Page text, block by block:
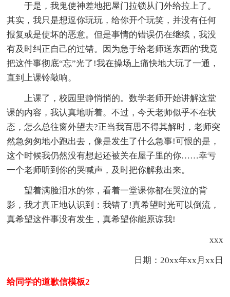
于是，我鬼使神差地把屋门拉锁从门外给拉上了。
其实，我只是想逗你玩玩，给你开个玩笑，并没有任何
报复或是使坏的恶意。但是事情的错误仍在继续，我没
有及时纠正自己的过错。因为急于给老师送东西的'我竟
把这件事彻底“忘”光了!我在操场上痛快地大玩了一通，
直到上课铃敲响。
上课了，校园里静悄悄的。数学老师开始讲解这堂
课的内容，我认真地听着。不过，今天老师似乎不在状
态，怎么总往窗外望去?正当我百思不得其解时，老师突
然急匆匆地小跑出去，像是发生了什么急事!可恨的是，
这个时候我仍然没有想起还被关在屋子里的你……幸亏
一个老师听到你的哭喊声，及时把你解救出来。
望着满脸泪水的你，看着一堂课你都在哭泣的背
影，我才真正地认识到：我错了!真希望时光可以倒流，
真希望这件事没有发生，真希望你能原谅我!
xxx
日期：20xx年xx月xx日
给同学的道歉信模板2